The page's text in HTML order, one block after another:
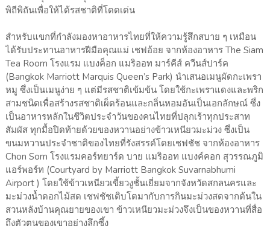
พิถีพิถันเพื่อให้ได้รสชาติที่โดดเด่น
สำหรับแขกที่กำลังมองหาอาหารไทยที่ให้ความรู้สึกสบาย ๆ เหมือน
ได้รับประทานอาหารฝีมือคุณแม่ เชฟอ้อย จากห้องอาหาร The Siam
Tea Room โรงแรม แบงค็อก แมริออท มาร์คีส์ ควีนส์ปาร์ค
(Bangkok Marriott Marquis Queen’s Park) นำเสนอเมนูผัดกะเพรา
หมู ซึ่งเป็นเมนูง่าย ๆ แต่มีรสชาติเข้มข้น โดยใช้กะเพราแดงและพริก
สามชนิดเพื่อสร้างรสชาติเผ็ดร้อนและกลิ่นหอมอันเป็นเอกลักษณ์ ซึ่ง
เป็นอาหารหลักในชีวิตประจำวันของคนไทยที่ปลุกเร้าทุกประสาท
สัมผัส ทุกมื้อปิดท้ายด้วยของหวานอย่างข้าวเหนียวมะม่วง ซึ่งเป็น
ขนมหวานประจำชาติของไทยที่รังสรรค์โดยเชฟชัช จากห้องอาหาร
Chon Som โรงแรมคอร์ทยาร์ด บาย แมริออท แบงค์คอก สุวรรณภูมิ
แอร์พอร์ท (Courtyard by Marriott Bangkok Suvarnabhumi
Airport ) โดยใช้ข้าวเหนียวเขี้ยวงูชั้นเยี่ยมจากจังหวัดสกลนครและ
มะม่วงน้ำดอกไม้สด เชฟชัชเติบโตมากับการกินมะม่วงสดจากต้นใน
สวนหลังบ้านคุณยายของเขา ข้าวเหนียวมะม่วงจึงเป็นของหวานที่สื่อ
ถึงตัวตนของเขาอย่างลึกซึ้ง